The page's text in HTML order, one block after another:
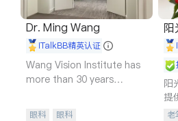
Dr. Ming Wang
iTalkBB精英认证
Wang Vision Institute has
more than 30 years
眼科 眼科
阳
阳
提
老